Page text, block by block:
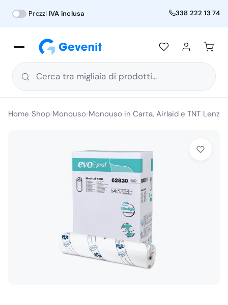
Prezzi IVA inclusa 338 222 13 74
Cerca tra migliaia di prodotti...
Home Shop Monouso Monouso in Carta, Airlaid e TNT